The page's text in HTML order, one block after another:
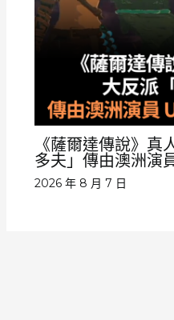
《薩爾達傳說》真
多夫」傳由澳洲
2026 年 8 月 7 日